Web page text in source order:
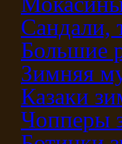
Сандали,
Большие
Зимняя
Казаки
Чопперы